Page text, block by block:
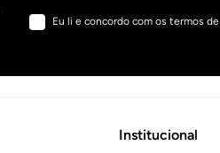
Eu li e concordo com os termos
Institucional